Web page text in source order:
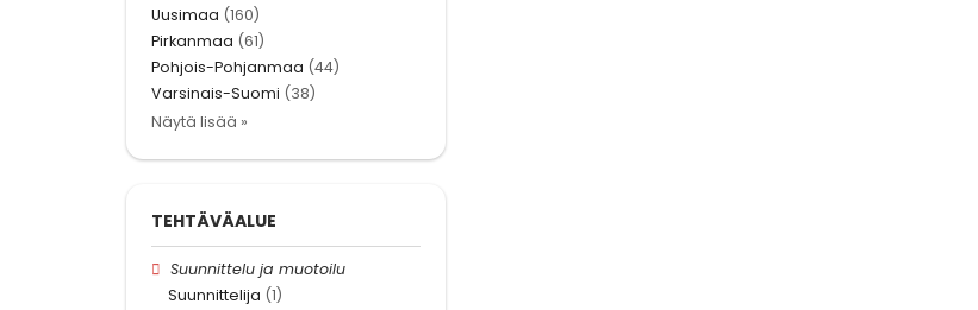
Uusimaa (160)
Pirkanmaa (61)
Pohjois-Pohjanmaa (44)
Varsinais-Suomi (38)
Näytä lisää »
TEHTÄVÄALUE
Suunnittelu ja muotoilu
Suunnittelija (1)